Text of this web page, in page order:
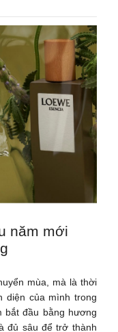
năm mới
mùa, mà là thời
diện của mình trong
bắt đầu bằng hương
đủ sâu để trở thành